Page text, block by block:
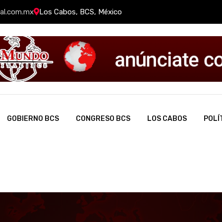
Los Cabos, BCS, México
GOBIERNO BCS CONGRESO BCS LOS CABOS